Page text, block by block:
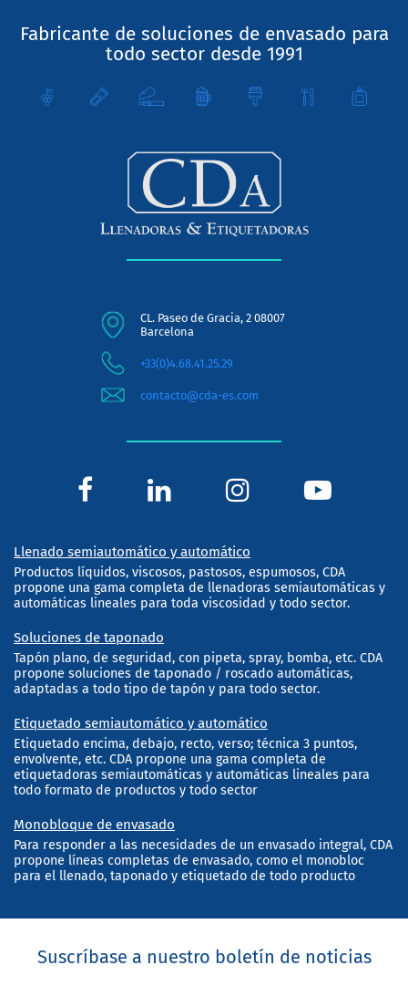
Fabricante de soluciones de envasado para
todo sector desde 1991
CL. Paseo de Gracia, 2 08007
Barcelona
+33(0)4.68.41.25.29
contacto@cda-es.com
Llenado semiautomático y automático
Productos líquidos, viscosos, pastosos, espumosos, CDA
propone una gama completa de llenadoras semiautomáticas y
automáticas lineales para toda viscosidad y todo sector.
Soluciones de taponado
Tapón plano, de seguridad, con pipeta, spray, bomba, etc. CDA
propone soluciones de taponado / roscado automáticas,
adaptadas a todo tipo de tapón y para todo sector.
Etiquetado semiautomático y automático
Etiquetado encima, debajo, recto, verso; técnica 3 puntos,
envolvente, etc. CDA propone una gama completa de
etiquetadoras semiautomáticas y automáticas lineales para
todo formato de productos y todo sector
Monobloque de envasado
Para responder a las necesidades de un envasado integral, CDA
propone líneas completas de envasado, como el monobloc
para el llenado, taponado y etiquetado de todo producto
Suscríbase a nuestro boletín de noticias